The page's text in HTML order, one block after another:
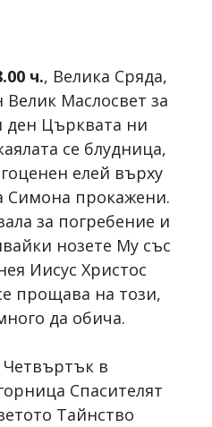
ч., Велика Сряда,
Маслосвет за
ден Църквата ни
се блудница,
елей върху
Симона прокажени.
за погребение и
нозете Му със
Иисус Христос
прощава на този,
да обича.
в
Спасителят
Тайнство